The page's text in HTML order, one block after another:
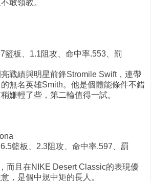
敢領教。
籃板、1.1阻攻、命中率.553、罰
戰績與明星前鋒Stromile Swift，連帶
無名英雄Smith。他是個體能條件不錯
嫌輕了些，第二輪值得一試。
籃板、2.3阻攻、命中率.597、罰
而且在NIKE Desert Classic的表現優
，是個中規中矩的長人。